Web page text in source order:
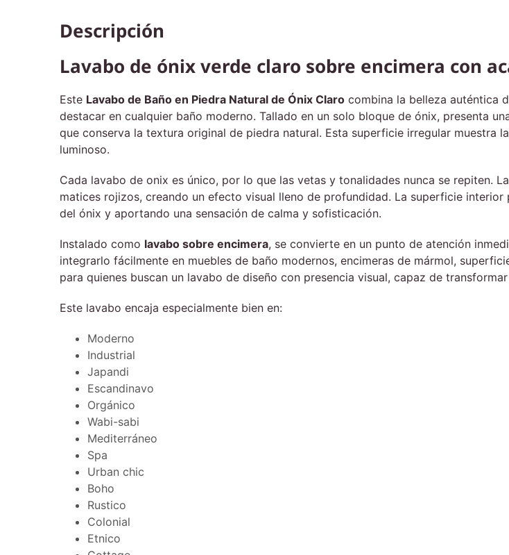
Descripción
Lavabo de ónix verde claro sobre encimera con
Este Lavabo de Baño en Piedra Natural de Ónix Claro combina la belleza auténtica
destacar en cualquier baño moderno. Tallado en un solo bloque de ónix, presenta
que conserva la textura original de piedra natural. Esta superficie irregular muestra
luminoso.
Cada lavabo de onix es único, por lo que las vetas y tonalidades nunca se repiten.
matices rojizos, creando un efecto visual lleno de profundidad. La superficie
del ónix y aportando una sensación de calma y sofisticación.
Instalado como lavabo sobre encimera, se convierte en un punto de atención
integrarlo fácilmente en muebles de baño modernos, encimeras de mármol,
para quienes buscan un lavabo de diseño con presencia visual, capaz de
Este lavabo encaja especialmente bien en:
Moderno
Industrial
Japandi
Escandinavo
Orgánico
Wabi-sabi
Mediterráneo
Spa
Urban chic
Boho
Rustico
Colonial
Etnico